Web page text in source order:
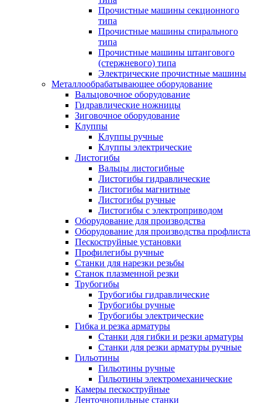
Прочистные машины секционного
типа
Прочистные машины спирального
типа
Прочистные машины штангового
(стержневого) типа
Электрические прочистные машины
Металлообрабатывающее оборудование
Вальцовочное оборудование
Гидравлические ножницы
Зиговочное оборудование
Клуппы
Клуппы ручные
Клуппы электрические
Листогибы
Вальцы листогибные
Листогибы гидравлические
Листогибы магнитные
Листогибы ручные
Листогибы с электроприводом
Оборудование для производства
Оборудование для производства профлиста
Пескоструйные установки
Профилегибы ручные
Станки для нарезки резьбы
Станок плазменной резки
Трубогибы
Трубогибы гидравлические
Трубогибы ручные
Трубогибы электрические
Гибка и резка арматуры
Станки для гибки и резки арматуры
Станки для резки арматуры ручные
Гильотины
Гильотины ручные
Гильотины электромеханические
Камеры пескоструйные
Ленточнопильные станки